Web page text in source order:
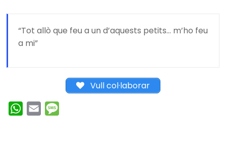
“Tot allò que feu a un d’aquests petits… m’ho feu
a mi”
Vull col·laborar
W